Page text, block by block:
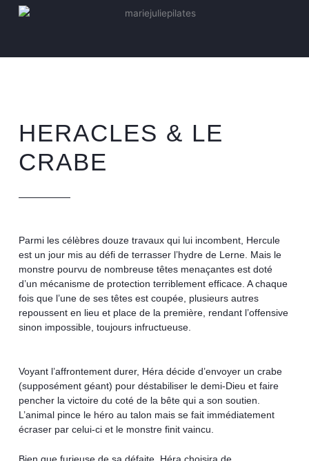
HERACLES & LE
CRABE
Parmi les célèbres douze travaux qui lui incombent, Hercule
est un jour mis au défi de terrasser l’hydre de Lerne. Mais le
monstre pourvu de nombreuse têtes menaçantes est doté
d’un mécanisme de protection terriblement efficace. A chaque
fois que l’une de ses têtes est coupée, plusieurs autres
repoussent en lieu et place de la première, rendant l’offensive
sinon impossible, toujours infructueuse.
Voyant l’affrontement durer, Héra décide d’envoyer un crabe
(supposément géant) pour déstabiliser le demi-Dieu et faire
pencher la victoire du coté de la bête qui a son soutien.
L’animal pince le héro au talon mais se fait immédiatement
écraser par celui-ci et le monstre finit vaincu.